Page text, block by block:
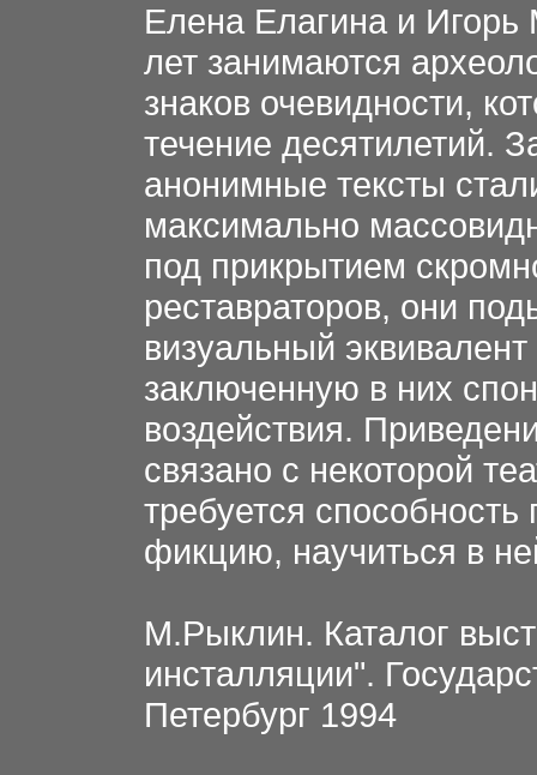
Елена Елагина и Игорь
лет занимаются
знаков очевидности,
течение десятилетий.
анонимные тексты
максимально
под прикрытием
реставраторов, они
визуальный
заключенную в них
воздействия.
связано с некоторой
требуется
фикцию, научиться в
М.Рыклин. Каталог
инсталляции".
Петербург 1994